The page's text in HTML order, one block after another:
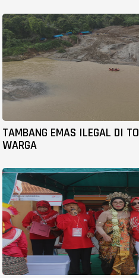
TAMBANG EMAS ILEGAL DI
WARGA